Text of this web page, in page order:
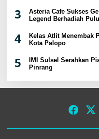
3
Asteria Cafe Sukses
Legend Berhadiah
4
Kelas Atlit Menembak
Kota Palopo
5
IMI Sulsel Serahkan
Pinrang